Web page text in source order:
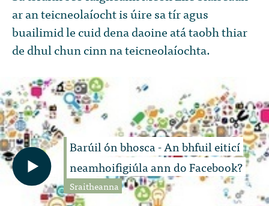
ar an teicneolaíocht is úire sa tír agus
buailimid le cuid dena daoine atá taobh thiar
de dhul chun cinn na teicneolaíochta.
Barúil ón bhosca - An bhfuil eiticí
neamhoifigiúla ann do Facebook?
Sraitheanna